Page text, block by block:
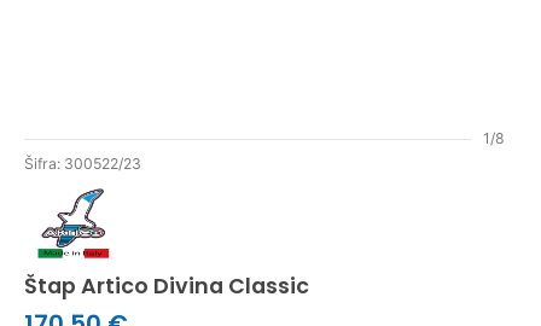
1/8
Šifra: 300522/23
Štap Artico Divina Classic